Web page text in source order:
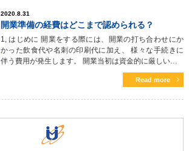
2020.8.31
開業準備の経費はどこまで認められる？
1, はじめに 開業をする際には、開業の打ち合わせにか
かった飲食代や名刺の印刷代に加え、 様々な手続きに
伴う費用が発生します。 開業当初は資金的に厳しい…
Read more